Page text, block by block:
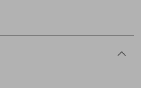
knoop- en ritsluiting,
houden, perfect voor
uit.
met zowel een
je eindeloos kunt